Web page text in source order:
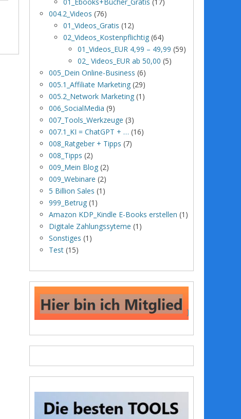
01_Ebooks+Bücher_Gratis (17)
004.2_Videos (76)
01_Videos_Gratis (12)
02_Videos_Kostenpflichtig (64)
01_Videos_EUR 4,99 – 49,99 (59)
02_ Videos_EUR ab 50,00 (5)
005_Dein Online-Business (6)
005.1_Affiliate Marketing (29)
005.2_Network Marketing (1)
006_SocialMedia (9)
007_Tools_Werkzeuge (3)
007.1_KI = ChatGPT + … (16)
008_Ratgeber + Tipps (7)
008_Tipps (2)
009_Mein Blog (2)
009_Webinare (2)
5 Billion Sales (1)
999_Betrug (1)
Amazon KDP_Kindle E-Books erstellen (1)
Digitale Zahlungssyteme (1)
Sonstiges (1)
Test (15)